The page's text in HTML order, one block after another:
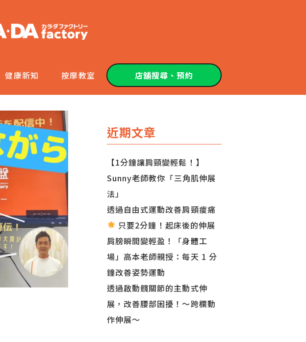
健康新知 按摩教室 店舖搜尋、預約
近期文章
【1分鐘讓肩頸變輕鬆！】
Sunny老師教你「三角肌伸展
法」
透過自由式運動改善肩頸痠痛
只要2分鐘！起床後的伸展
肩膀瞬間變輕盈！「身體工
場」高本老師親授：每天 1 分
鐘改善姿勢運動
透過啟動髖關節的主動式伸
展，改善腰部困擾！～跨欄動
作伸展～